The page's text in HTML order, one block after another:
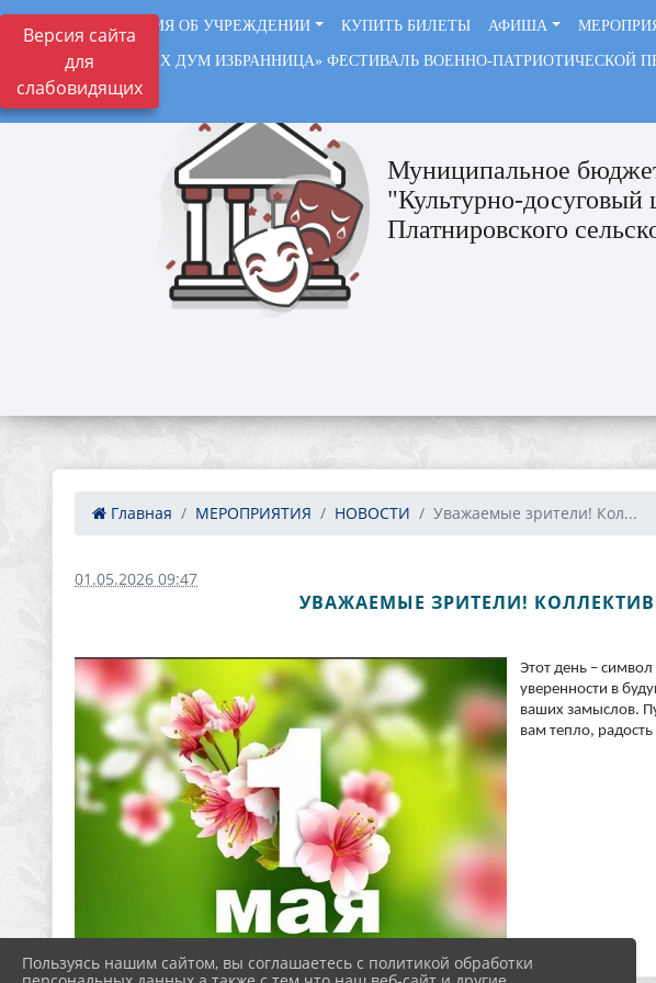
Версия сайта
для
слабовидящих
Муниципальное
"Культурно-досуговый
Платнировского
СВЕДЕНИЯ ОБ УЧРЕЖДЕНИИ КУПИТЬ БИЛЕТЫ АФИША
«СОЛДАТСКИХ ДУМ ИЗБРАННИЦА» ФЕСТИВАЛЬ ВОЕННО-ПАТРИОТИЧЕСКОЙ
ВАЖНО
Главная МЕРОПРИЯТИЯ НОВОСТИ Уважаемые зрители! Кол...
01.05.2026 09:47
УВАЖАЕМЫЕ ЗРИТЕЛИ!
Этот день –
уверенности в
ваших замыслов.
вам тепло,
Пользуясь нашим сайтом, вы соглашаетесь с политикой обработки